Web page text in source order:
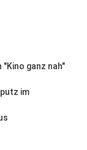
ganz nah"
im